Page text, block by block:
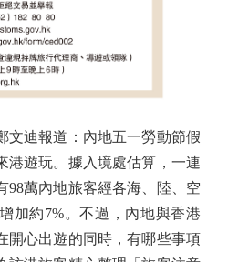
迪報道：內地五一勞動節假
港遊玩。據入境處估算，一連
98萬內地旅客經各海、陸、空
加約7%。不過，內地與香港
開心出遊的同時，有哪些事項